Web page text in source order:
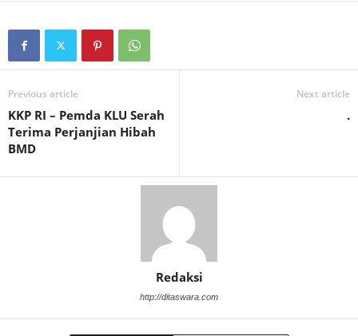
Previous article
KKP RI – Pemda KLU Serah
Terima Perjanjian Hibah
BMD
Next article
.
Redaksi
http://ditaswara.com